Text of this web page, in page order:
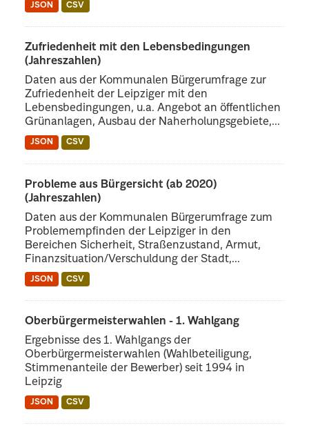
JSON CSV
Zufriedenheit mit den Lebensbedingungen
(Jahreszahlen)
Daten aus der Kommunalen Bürgerumfrage zur
Zufriedenheit der Leipziger mit den
Lebensbedingungen, u.a. Angebot an öffentlichen
Grünanlagen, Ausbau der Naherholungsgebiete,...
JSON CSV
Probleme aus Bürgersicht (ab 2020)
(Jahreszahlen)
Daten aus der Kommunalen Bürgerumfrage zum
Problemempfinden der Leipziger in den
Bereichen Sicherheit, Straßenzustand, Armut,
Finanzsituation/Verschuldung der Stadt,...
JSON CSV
Oberbürgermeisterwahlen - 1. Wahlgang
Ergebnisse des 1. Wahlgangs der
Oberbürgermeisterwahlen (Wahlbeteiligung,
Stimmenanteile der Bewerber) seit 1994 in
Leipzig
JSON CSV